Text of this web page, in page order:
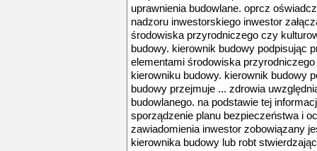
uprawnienia budowlane. oprcz
nadzoru inwestorskiego inwestor
środowiska przyrodniczego czy
budowy. kierownik budowy podpisując
elementami środowiska
kierowniku budowy. kierownik budowy
budowy przejmuje ... zdrowia
budowlanego. na podstawie tej
sporządzenie planu bezpieczeństwa i
zawiadomienia inwestor zobowiązany
kierownika budowy lub robt